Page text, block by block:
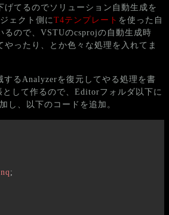
げてるのでソリューション自動生成を
ェクト側に T4テンプレート を使った自
るので、VSTUのcsprojの自動生成時
ったり、とか色々な処理を入れてま
するAnalyzerを復元してやる処理を書
して作るので、Editorフォルダ以下に
し、以下のコードを追加。
;